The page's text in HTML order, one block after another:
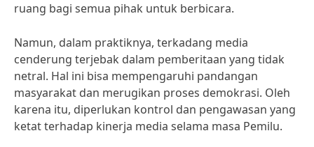
ruang bagi semua pihak untuk berbicara.
Namun, dalam praktiknya, terkadang media
cenderung terjebak dalam pemberitaan yang tidak
netral. Hal ini bisa mempengaruhi pandangan
masyarakat dan merugikan proses demokrasi. Oleh
karena itu, diperlukan kontrol dan pengawasan yang
ketat terhadap kinerja media selama masa Pemilu.